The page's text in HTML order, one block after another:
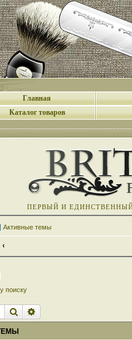
Главная
Каталог товаров
ПЕРВЫЙ И
Активные темы
поиску
Поиск